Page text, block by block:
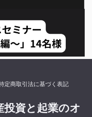
定商取引法に基づく表記
投資と起業のオ